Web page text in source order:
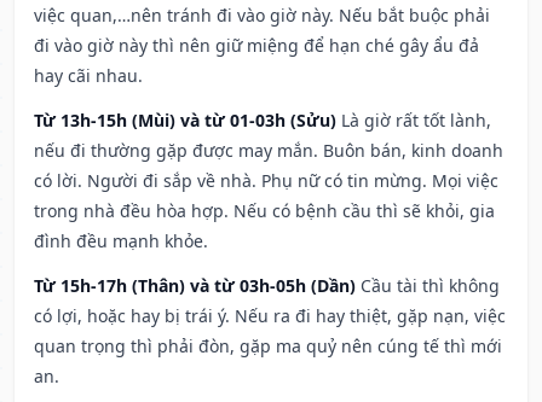
việc quan,…nên tránh đi vào giờ này. Nếu bắt buộc phải
đi vào giờ này thì nên giữ miệng để hạn ché gây ẩu đả
hay cãi nhau.
Từ 13h-15h (Mùi) và từ 01-03h (Sửu) Là giờ rất tốt lành,
nếu đi thường gặp được may mắn. Buôn bán, kinh doanh
có lời. Người đi sắp về nhà. Phụ nữ có tin mừng. Mọi việc
trong nhà đều hòa hợp. Nếu có bệnh cầu thì sẽ khỏi, gia
đình đều mạnh khỏe.
Từ 15h-17h (Thân) và từ 03h-05h (Dần) Cầu tài thì không
có lợi, hoặc hay bị trái ý. Nếu ra đi hay thiệt, gặp nạn, việc
quan trọng thì phải đòn, gặp ma quỷ nên cúng tế thì mới
an.